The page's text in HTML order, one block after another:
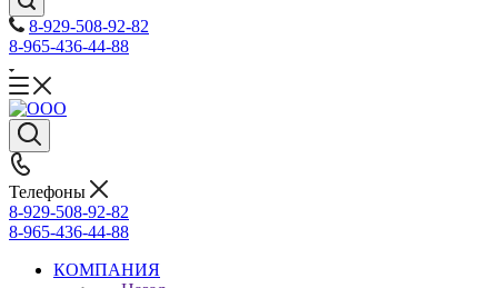
8-929-508-92-82
8-965-436-44-88
Телефоны
8-929-508-92-82
8-965-436-44-88
КОМПАНИЯ